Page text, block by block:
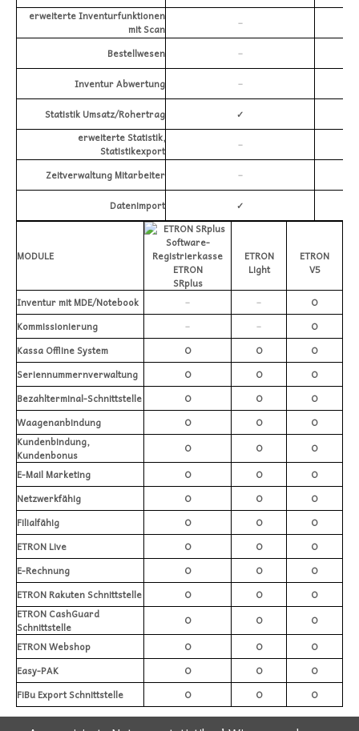
erweiterte Inventurfunktionen
mit Scan
–
Bestellwesen –
Inventur Abwertung –
Statistik Umsatz/Rohertrag
✓
erweiterte Statistik,
Statistikexport
–
Zeitverwaltung Mitarbeiter –
Datenimport ✓
MODULE
ETRON
SRplus
ETRON
Light
ETRON
V5
Inventur mit MDE/Notebook – –
O
Kommissionierung
– –
O
Kassa Offline System
O O
O
Seriennummernverwaltung
O O
O
Bezahlterminal-Schnittstelle
O O
O
Waagenanbindung
O O
O
Kundenbindung,
Kundenbonus
O O
O
E-Mail Marketing
O O
O
Netzwerkfähig
O O
O
Filialfähig
O O
O
ETRON Live
O O
O
E-Rechnung
O O
O
ETRON Rakuten Schnittstelle
O O
O
ETRON CashGuard
Schnittstelle
O O
O
ETRON Webshop
O O
O
Easy-PAK
O O
O
FiBu Export Schnittstelle
O O O